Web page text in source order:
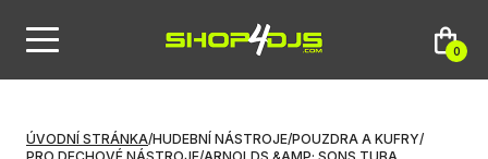
0
ÚVODNÍ STRÁNKA/HUDEBNÍ NÁSTROJE/POUZDRA A KUFRY/